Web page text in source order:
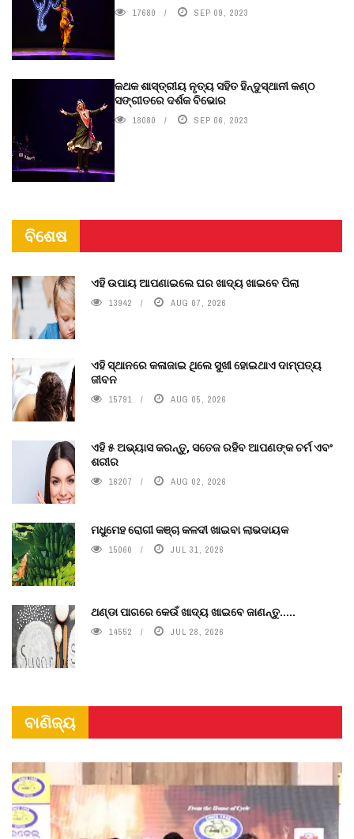
17680 SEP 09, 2023
କଥକ ଶାସ୍ତ୍ରୀୟ ନୃତ୍ୟ ସହିତ ହିନ୍ଦୁସ୍ଥାନୀ କଣ୍ଠ
ସଙ୍ଗୀତରେ ଦର୍ଶକ ବିଭୋର
18080 SEP 06, 2023
ବିଶେଷ
ଏହି ଉପାୟ ଆପଣାଇଲେ ଘର ଖାଦ୍ୟ ଖାଇବେ ପିଲା
13942 AUG 07, 2026
ଏହି ସ୍ଥାନରେ କଳାଜାଇ ଥିଲେ ସୁଖୀ ହୋଇଥାଏ ଦାମ୍ପତ୍ୟ
ଜୀବନ
15791 AUG 05, 2026
ଏହି ୫ ଅଭ୍ୟାସ କରନ୍ତୁ, ସତେଜ ରହିବ ଆପଣଙ୍କ ଚର୍ମ ଏବଂ
ଶରୀର
16207 AUG 02, 2026
ମଧୁମେହ ରୋଗୀ କଞ୍ଚା କଳଦୀ ଖାଇବା ଲାଭଦାୟକ
15060 JUL 31, 2026
ଥଣ୍ଡା ପାଗରେ କେଉଁ ଖାଦ୍ୟ ଖାଇବେ ଜାଣନ୍ତୁ.....
14552 JUL 28, 2026
ବାଣିଜ୍ୟ